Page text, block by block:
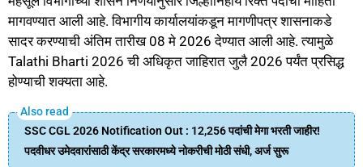
मागवण्यात आली आहे. विभागीय कार्यालयांकडून मागणीपत्र शासनाकडे
सादर करण्याची अंतिम तारीख 08 मे 2026 देण्यात आली आहे. त्यामुळे
Talathi Bharti 2026 ची अधिकृत जाहिरात जुलै 2026 पर्यंत प्रसिद्ध
होण्याची शक्यता आहे.
SSC CGL 2026 Notification Out : 12,256 पदांची मेगा भरती जाहीर!
पदवीधर उमेदवारांसाठी केंद्र सरकारमध्ये नोकरीची मोठी संधी, अर्ज सुरू